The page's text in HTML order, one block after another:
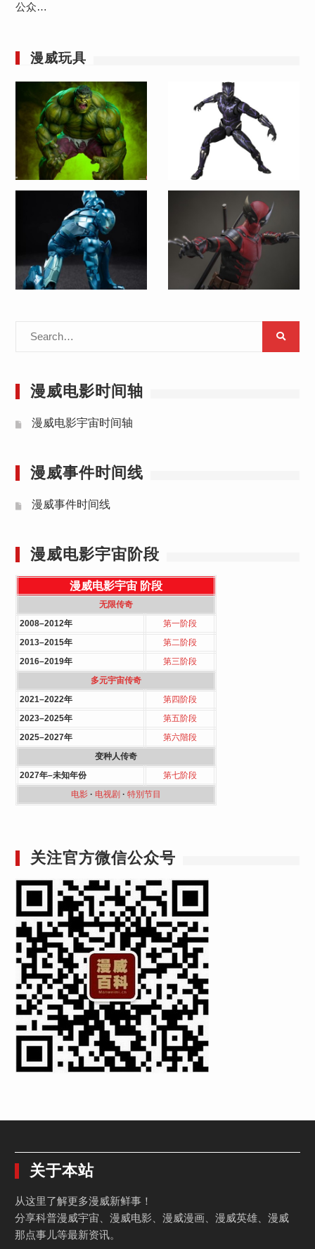
公众…
漫威玩具
漫威电影时间轴
漫威电影宇宙时间轴
漫威事件时间线
漫威事件时间线
漫威电影宇宙阶段
漫威电影宇宙 阶段
无限传奇
2008–2012年
第一阶段
2013–2015年
第二阶段
2016–2019年
第三阶段
多元宇宙传奇
2021–2022年
第四阶段
2023–2025年
第五阶段
2025–2027年
第六階段
变种人传奇
2027年–未知年份
第七阶段
电影· 电视剧 · 特別节目
关注官方微信公众号
关于本站
从这里了解更多漫威新鲜事！
分享科普漫威宇宙、漫威电影、漫威漫画、漫威英雄、漫威
那点事儿等最新资讯。